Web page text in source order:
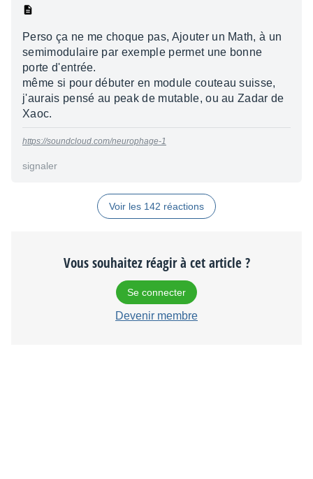
Perso ça ne me choque pas, Ajouter un Math, à un
semimodulaire par exemple permet une bonne
porte d'entrée.
même si pour débuter en module couteau suisse,
j'aurais pensé au peak de mutable, ou au Zadar de
Xaoc.
https://soundcloud.com/neurophage-1
signaler
Voir les 142 réactions
Vous souhaitez réagir à cet article ?
Se connecter
Devenir membre